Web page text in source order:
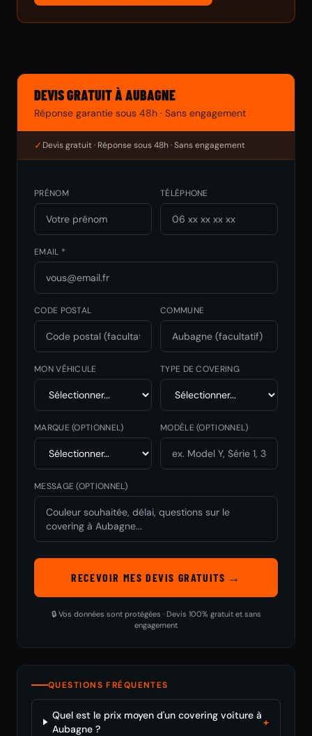
DEVIS GRATUIT À AUBAGNE
Réponse garantie sous 48h · Sans engagement
✓Devis gratuit · Réponse sous 48h · Sans engagement
PRÉNOM TÉLÉPHONE
EMAIL *
CODE POSTAL COMMUNE
MON VÉHICULE TYPE DE COVERING
MARQUE(OPTIONNEL) MODÈLE(OPTIONNEL)
MESSAGE (OPTIONNEL)
RECEVOIR MES DEVIS GRATUITS →
🔒 Vos données sont protégées · Devis 100% gratuit et sans
engagement
QUESTIONS FRÉQUENTES
Quel est le prix moyen d'un covering voiture à
Aubagne ?
+